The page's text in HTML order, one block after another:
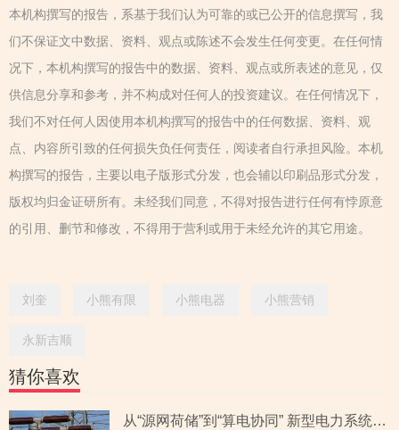
本机构撰写的报告，系基于我们认为可靠的或已公开的信息撰写，我
们不保证文中数据、资料、观点或陈述不会发生任何变更。在任何情
况下，本机构撰写的报告中的数据、资料、观点或所表述的意见，仅
供信息分享和参考，并不构成对任何人的投资建议。在任何情况下，
我们不对任何人因使用本机构撰写的报告中的任何数据、资料、观
点、内容所引致的任何损失负任何责任，阅读者自行承担风险。本机
构撰写的报告，主要以电子版形式分发，也会辅以印刷品形式分发，
版权均归金证研所有。未经我们同意，不得对报告进行任何有悖原意
的引用、删节和修改，不得用于营利或用于未经允许的其它用途。
刘奎 小熊有限 小熊电器 小熊营销
永新吉顺
猜你喜欢
从“源网荷储”到“算电协同” 新型电力系统指数全景透视六大赛道